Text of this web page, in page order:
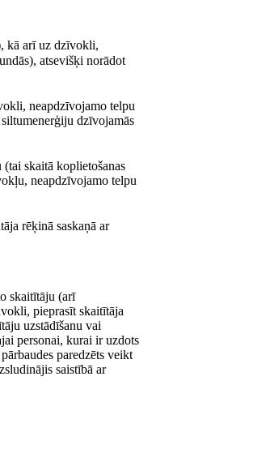
kā arī uz dzīvokli,
atsevišķi norādot
neapdzīvojamo telpu
dzīvojamās
skaitā koplietošanas
neapdzīvojamo telpu
rēķinā saskaņā ar
skaitītāju (arī
pieprasīt skaitītāja
uzstādīšanu vai
personai, kurai ir uzdots
paredzēts veikt
saistībā ar